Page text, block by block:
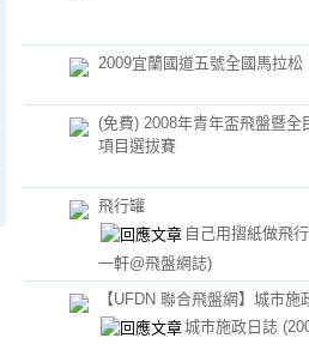
2009宜蘭國道五號全國馬拉松
(免費) 2008年青年盃飛盤暨全
項目選拔賽
飛行罐
自己用摺紙做飛
一軒@飛盤網誌)
【UFDN 聯合飛盤網】城市施
城市施政日誌